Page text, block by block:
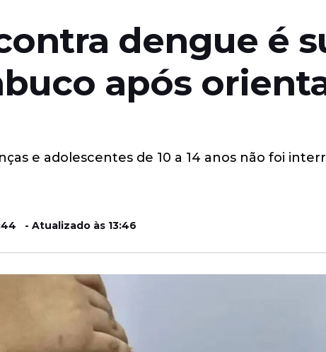
dengue é
após
e adolescentes de 10 a 14 anos não foi
- Atualizado às 13:46